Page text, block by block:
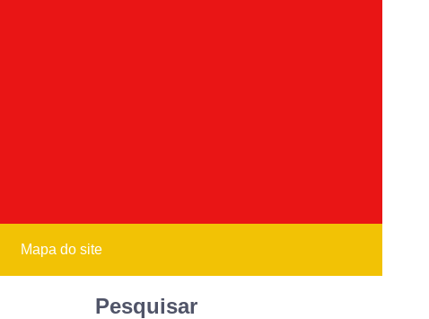
Mapa do site
Pesquisar